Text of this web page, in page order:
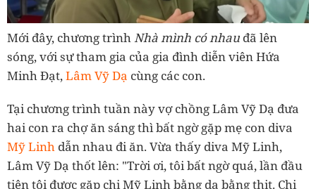
Mới đây, chương trìnhNhà mình có nhau đã lên
sóng, với sự tham gia của gia đình diễn viên Hứa
Minh Đạt,Lâm Vỹ Dạ cùng các con.
Tại chương trình tuần này vợ chồng Lâm Vỹ Dạ đưa
hai con ra chợ ăn sáng thì bất ngờ gặp mẹ con diva
Mỹ Linh dẫn nhau đi ăn. Vừa thấy diva Mỹ Linh,
Lâm Vỹ Dạ thốt lên: "Trời ơi, tôi bất ngờ quá, lần đầu
tiên tôi được gặp chị Mỹ Linh bằng da bằng thịt. Chị